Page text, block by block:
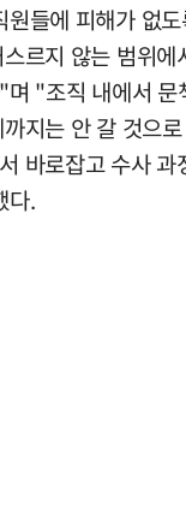
들에 피해가 없
르지 않는 범위에
"조직 내에서 문
지는 안 갈 것으
바로잡고 수사 과
다.